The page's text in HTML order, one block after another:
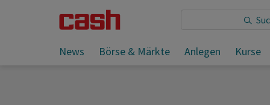
News Börse & Märkte Anlegen Kurse
Sie lesen: